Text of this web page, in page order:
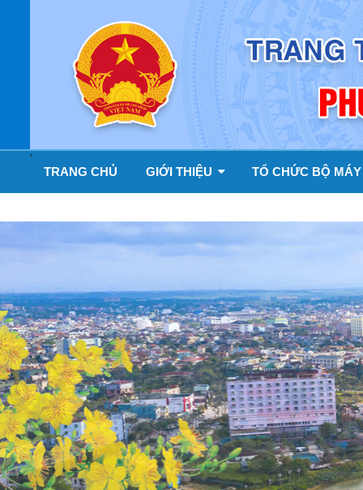
'
TRANG CHỦ GIỚI THIỆU TỔ CHỨC BỘ MÁY